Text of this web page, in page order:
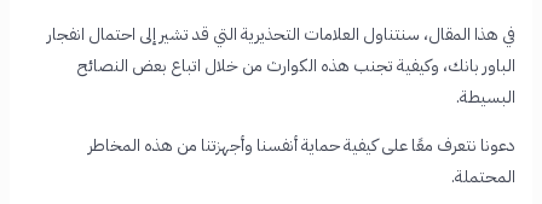
في هذا المقال، سنتناول العلامات التحذيرية التي قد تشير إلى احتمال انفجار
الباور بانك، وكيفية تجنب هذه الكوارث من خلال اتباع بعض النصائح
البسيطة.
دعونا نتعرف معًا على كيفية حماية أنفسنا وأجهزتنا من هذه المخاطر
المحتملة.